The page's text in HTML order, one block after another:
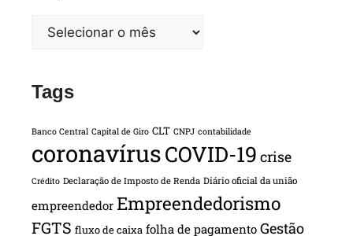
Tags
Banco Central Capital de Giro CLT CNPJ contabilidade
coronavírusCOVID-19 crise
Crédito Declaração de Imposto de Renda Diário oficial da união
empreendedor Empreendedorismo
FGTS fluxo de caixa folha de pagamento Gestão